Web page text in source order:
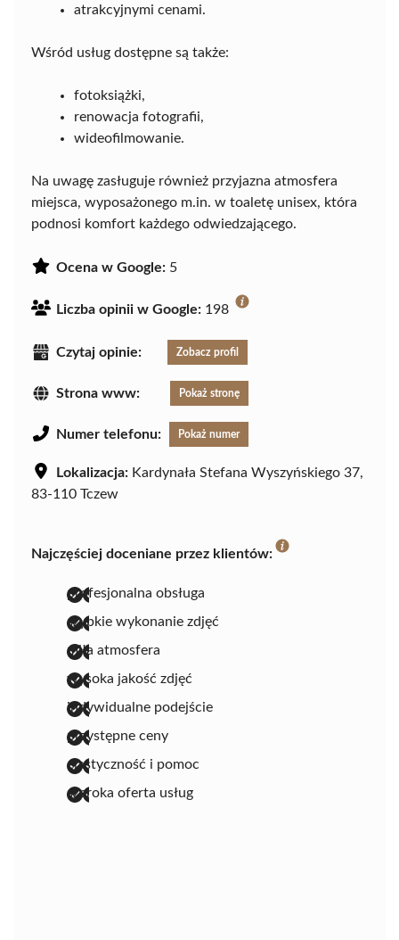
atrakcyjnymi cenami.
Wśród usług dostępne są także:
fotoksiążki,
renowacja fotografii,
wideofilmowanie.
Na uwagę zasługuje również przyjazna atmosfera
miejsca, wyposażonego m.in. w toaletę unisex, która
podnosi komfort każdego odwiedzającego.
Ocena w Google: 5
Liczba opinii w Google: 198
Czytaj opinie: Zobacz profil
Strona www: Pokaż stronę
Numer telefonu: Pokaż numer
Lokalizacja: Kardynała Stefana Wyszyńskiego 37,
83-110 Tczew
Najczęściej doceniane przez klientów:
profesjonalna obsługa
szybkie wykonanie zdjęć
miła atmosfera
wysoka jakość zdjęć
indywidualne podejście
przystępne ceny
elastyczność i pomoc
szeroka oferta usług